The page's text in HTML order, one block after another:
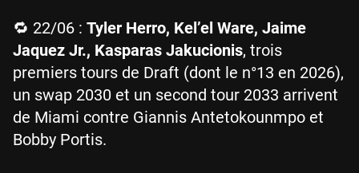
🔁 22/06 : Tyler Herro, Kel’el Ware, Jaime
Jaquez Jr., Kasparas Jakucionis, trois
premiers tours de Draft (dont le n°13 en 2026),
un swap 2030 et un second tour 2033 arrivent
de Miami contre Giannis Antetokounmpo et
Bobby Portis.